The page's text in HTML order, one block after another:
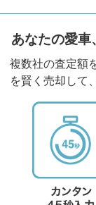
あなたの愛車
複数社の査定額
を賢く売却して